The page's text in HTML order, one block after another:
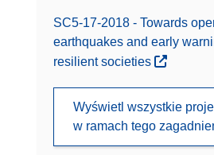
SC5-17-2018 - Towards
earthquakes and early
resilient societies
Wyświetl wszystkie
w ramach tego